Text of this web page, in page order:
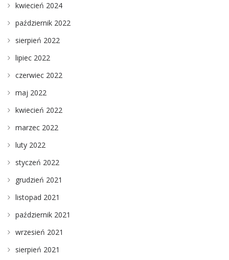
kwiecień 2024
październik 2022
sierpień 2022
lipiec 2022
czerwiec 2022
maj 2022
kwiecień 2022
marzec 2022
luty 2022
styczeń 2022
grudzień 2021
listopad 2021
październik 2021
wrzesień 2021
sierpień 2021